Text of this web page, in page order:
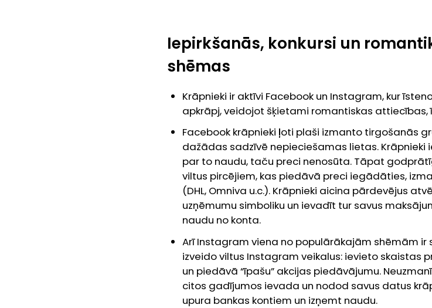
Iepirkšanās, konkursi un
shēmas
Krāpnieki ir aktīvi Facebook un Instagram, kur
apkrāpj, veidojot šķietami romantiskas
Facebook krāpnieki ļoti plaši izmanto tirgošanās
dažādas sadzīvē nepieciešamas lietas. Krāpnieki
par to naudu, taču preci nenosūta. Tāpat
viltus pircējiem, kas piedāvā preci iegādāties,
(DHL, Omniva u.c.). Krāpnieki aicina pārdevējus
uzņēmumu simboliku un ievadīt tur savus
naudu no konta.
Arī Instagram viena no populārākajām shēmām ir
izveido viltus Instagram veikalus: ievieto skaistas
un piedāvā “īpašu” akcijas piedāvājumu.
citos gadījumos ievada un nodod savus datus
upura bankas kontiem un izņemt naudu.